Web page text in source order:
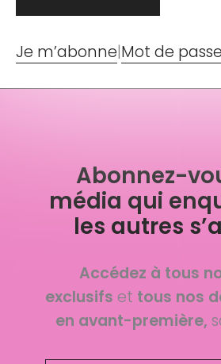
Je m’abonne|Mot de
Abonnez-
média qui
les autres
Accédez à tous
exclusifs et tous nos
en avant-première,